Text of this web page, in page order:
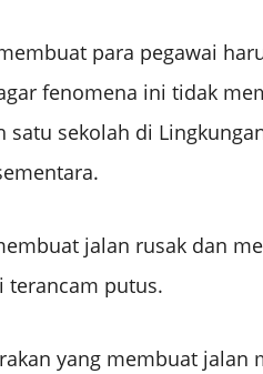
para pegawai
fenomena ini tidak
sekolah di
jalan rusak dan
terancam putus.
yang membuat